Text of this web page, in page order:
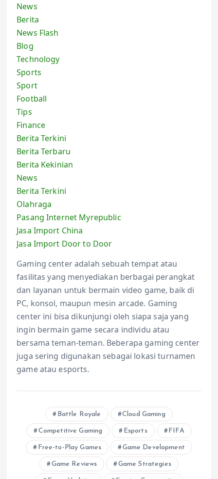
News
Berita
News Flash
Blog
Technology
Sports
Sport
Football
Tips
Finance
Berita Terkini
Berita Terbaru
Berita Kekinian
News
Berita Terkini
Olahraga
Pasang Internet Myrepublic
Jasa Import China
Jasa Import Door to Door
Gaming center adalah sebuah tempat atau
fasilitas yang menyediakan berbagai perangkat
dan layanan untuk bermain video game, baik di
PC, konsol, maupun mesin arcade. Gaming
center ini bisa dikunjungi oleh siapa saja yang
ingin bermain game secara individu atau
bersama teman-teman. Beberapa gaming center
juga sering digunakan sebagai lokasi turnamen
game atau esports.
Battle Royale Cloud Gaming
Competitive Gaming Esports FIFA
Free-to-Play Games Game Development
Game Reviews Game Strategies